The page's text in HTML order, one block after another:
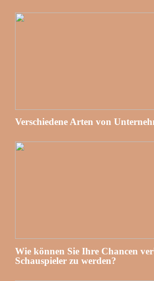
Verschiedene Arten von
Wie können Sie Ihre Chancen
Schauspieler zu werden?